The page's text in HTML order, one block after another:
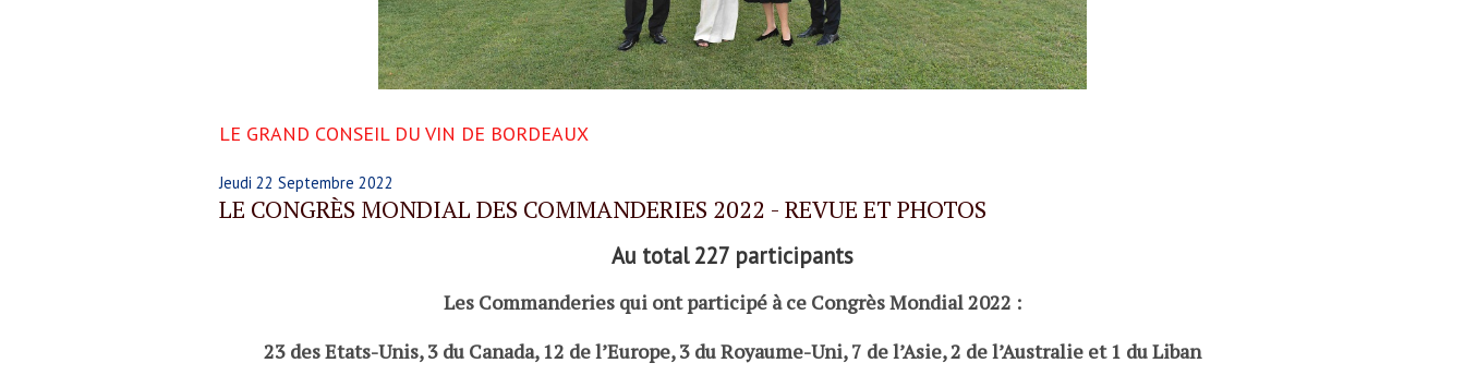
LE GRAND CONSEIL DU VIN DE BORDEAUX
Jeudi 22 Septembre 2022
LE CONGRÈS MONDIAL DES COMMANDERIES 2022 - REVUE ET PHOTOS
Au total 227 participants
Les Commanderies qui ont participé à ce Congrès Mondial 2022 :
23 des Etats-Unis, 3 du Canada, 12 de l’Europe, 3 du Royaume-Uni, 7 de l’Asie, 2 de l’Australie et 1 du Liban